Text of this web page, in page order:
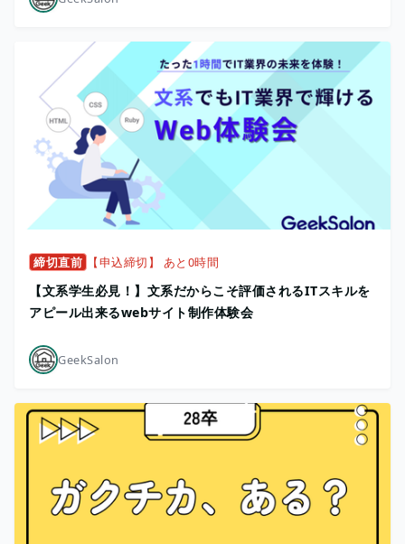
締切直前 【申込締切】 あと0時間
【文系学生必見！】文系だからこそ評価されるITスキルを
アピール出来るwebサイト制作体験会
GeekSalon